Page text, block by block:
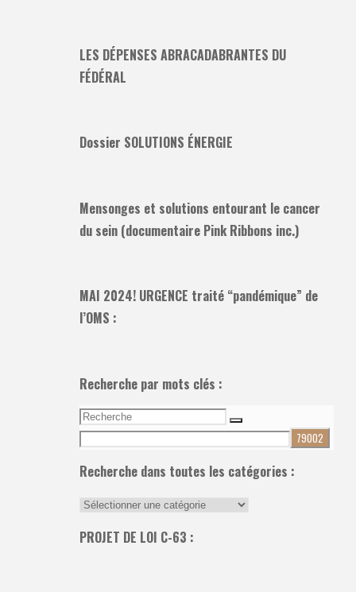
LES DÉPENSES ABRACADABRANTES DU
FÉDÉRAL
Dossier SOLUTIONS ÉNERGIE
Mensonges et solutions entourant le cancer
du sein (documentaire Pink Ribbons inc.)
MAI 2024! URGENCE traité “pandémique” de
l’OMS :
Recherche par mots clés :
Recherche
pour:
Recherche
Recherche dans toutes les catégories :
Recherche
toutes
PROJET DE LOI C-63 :